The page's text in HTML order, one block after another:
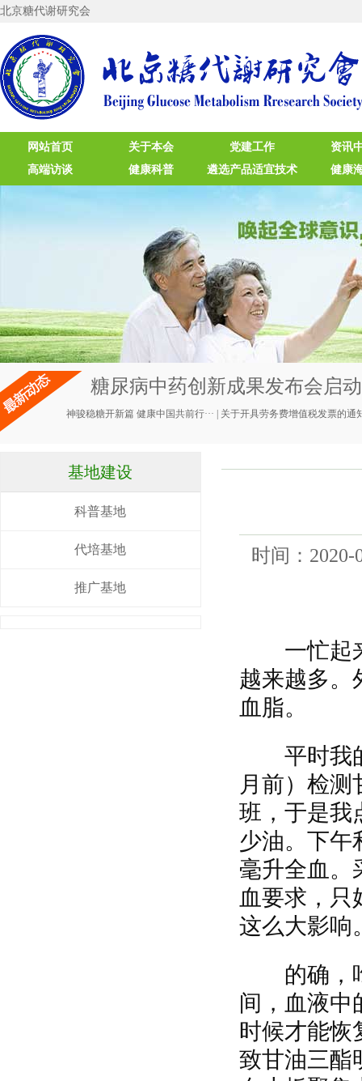
北京糖代谢研究会
网站首页 关于本会 党建工作
资讯
高端访谈
健康科普 遴选产品适宜技术 健康
糖尿病中药创新成果发布会启动
神骏稳糖开新篇 健康中国共前行··· 关于开具劳务费增值税发票的通
基地建设
科普基地
代培基地
推广基地
时间：2020-
一忙起来
越来越多。
血脂。
平时我的
月前）检测
班，于是我
少油。下午
毫升全血。
血要求，只
这么大影响
的确，吃
间，血液中
时候才能恢
致甘油三酯